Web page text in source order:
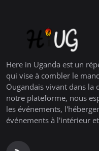
Here in Uganda est un
qui vise à combler le
Ougandais vivant dans la
notre plateforme, nous
les événements,
événements à l'intérieur